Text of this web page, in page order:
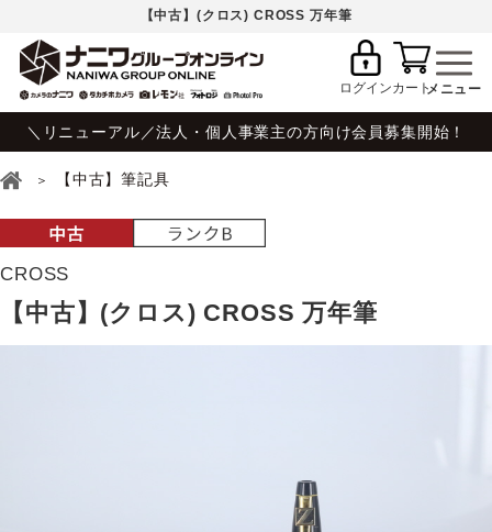
【中古】(クロス) CROSS 万年筆
ログインカート
＼リニューアル／法人・個人事業主の方向け会員募集開始！
【中古】筆記具
CROSS
【中古】(クロス) CROSS 万年筆